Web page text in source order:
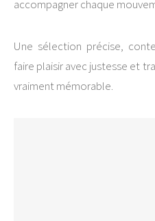
accompagner chaque
Une sélection précise,
faire plaisir avec justesse et
vraiment mémorable.